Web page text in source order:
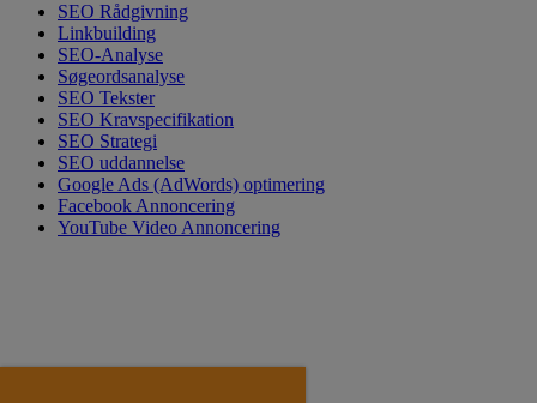
SEO Rådgivning
Linkbuilding
SEO-Analyse
Søgeordsanalyse
SEO Tekster
SEO Kravspecifikation
SEO Strategi
SEO uddannelse
Google Ads (AdWords) optimering
Facebook Annoncering
YouTube Video Annoncering